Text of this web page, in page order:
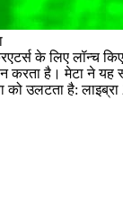
के लिए लॉन्च
है। मेटा ने यह
उलटता है: